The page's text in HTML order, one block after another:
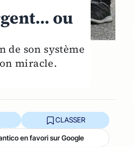
ou
de son système
miracle.
CLASSER
en favori sur Google